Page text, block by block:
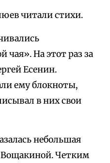
читали стихи.
На этот раз за
Есенин.
ему блокноты,
в них свои
небольшая
Четким